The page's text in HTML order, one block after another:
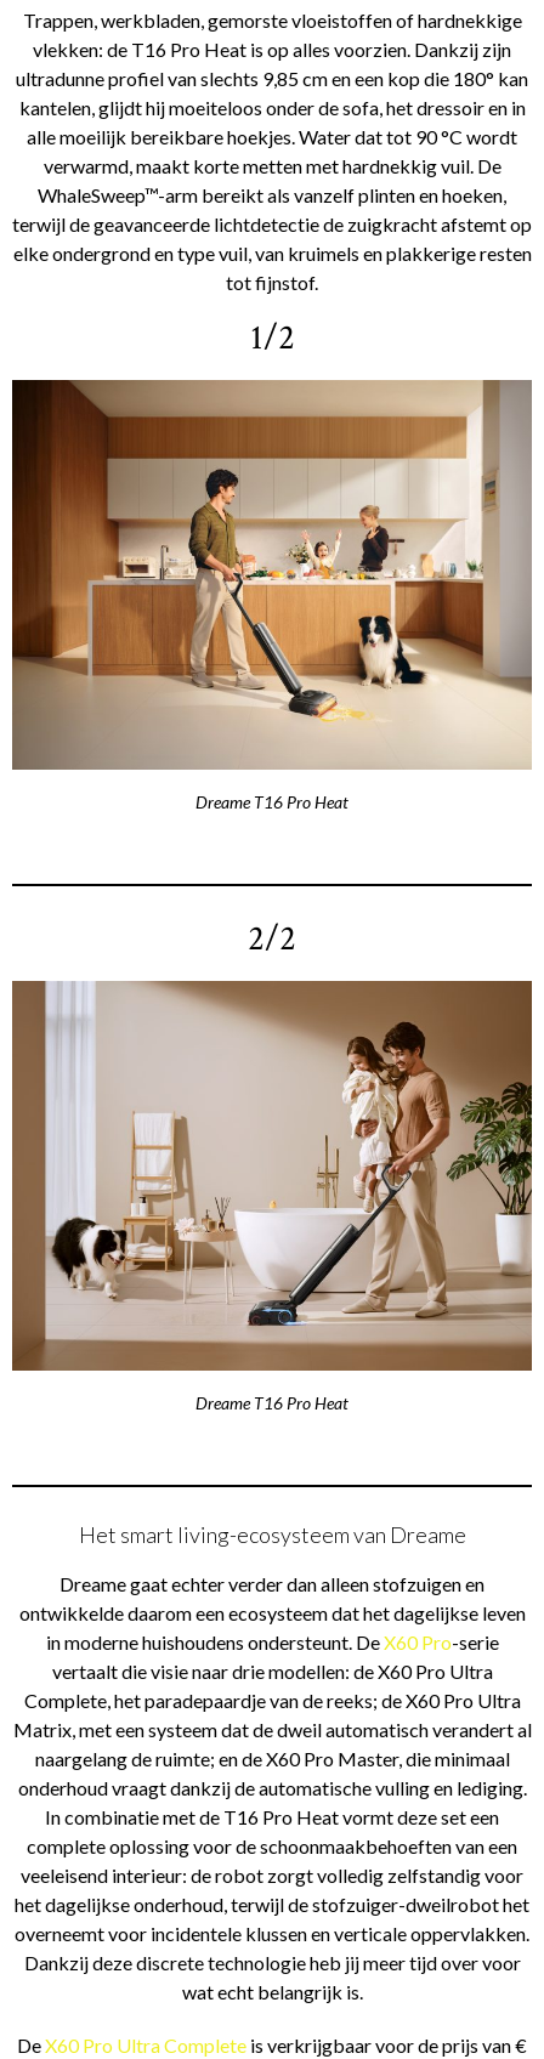
Trappen, werkbladen, gemorste vloeistoffen of hardnekkige
vlekken: de T16 Pro Heat is op alles voorzien. Dankzij zijn
ultradunne profiel van slechts 9,85 cm en een kop die 180° kan
kantelen, glijdt hij moeiteloos onder de sofa, het dressoir en in
alle moeilijk bereikbare hoekjes. Water dat tot 90 °C wordt
verwarmd, maakt korte metten met hardnekkig vuil. De
WhaleSweep™-arm bereikt als vanzelf plinten en hoeken,
terwijl de geavanceerde lichtdetectie de zuigkracht afstemt op
elke ondergrond en type vuil, van kruimels en plakkerige resten
tot fijnstof.
1/2
Dreame T16 Pro Heat
2/2
Dreame T16 Pro Heat
Het smart living-ecosysteem van Dreame
Dreame gaat echter verder dan alleen stofzuigen en
ontwikkelde daarom een ecosysteem dat het dagelijkse leven
in moderne huishoudens ondersteunt. DeX60 Pro-serie
vertaalt die visie naar drie modellen: de X60 Pro Ultra
Complete, het paradepaardje van de reeks; de X60 Pro Ultra
Matrix, met een systeem dat de dweil automatisch verandert al
naargelang de ruimte; en de X60 Pro Master, die minimaal
onderhoud vraagt dankzij de automatische vulling en lediging.
In combinatie met de T16 Pro Heat vormt deze set een
complete oplossing voor de schoonmaakbehoeften van een
veeleisend interieur: de robot zorgt volledig zelfstandig voor
het dagelijkse onderhoud, terwijl de stofzuiger-dweilrobot het
overneemt voor incidentele klussen en verticale oppervlakken.
Dankzij deze discrete technologie heb jij meer tijd over voor
wat echt belangrijk is.
DeX60 Pro Ultra Complete is verkrijgbaar voor de prijs van €